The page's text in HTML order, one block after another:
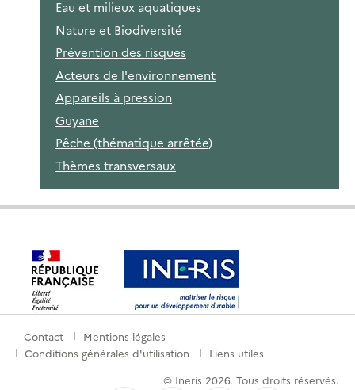
Eau et milieux aquatiques
Nature et Biodiversité
Prévention des risques
Acteurs de l'environnement
Appareils à pression
Guyane
Pêche (thématique arrêtée)
Thèmes transversaux
Menu
Contact
Mentions légales
Conditions générales d'utilisation
Liens utiles
© Ineris 2026. Tous droits réservés.